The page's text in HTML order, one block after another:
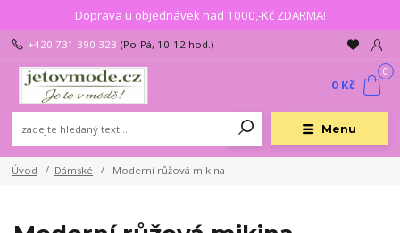
Doprava u objednávek nad 1000,-Kč ZDARMA!
Menu
+420 731 390 323 (Po-Pá, 10-12 hod.)
0
0 Kč
Úvod Dámské Moderní růžová mikina